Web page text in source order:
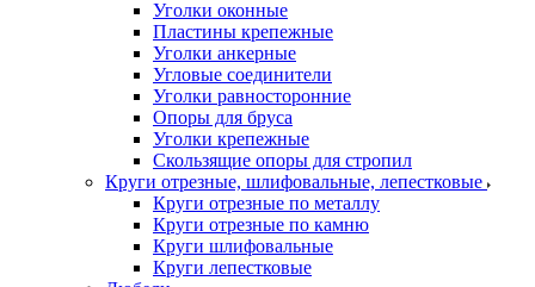
Уголки оконные
Пластины крепежные
Уголки анкерные
Угловые соединители
Уголки равносторонние
Опоры для бруса
Уголки крепежные
Скользящие опоры для стропил
Круги отрезные, шлифовальные, лепестковые
Круги отрезные по металлу
Круги отрезные по камню
Круги шлифовальные
Круги лепестковые